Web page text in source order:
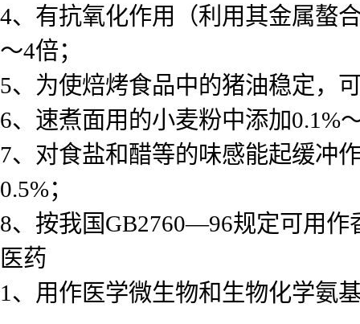
4、有抗氧化作用（利用其金属螯
～4倍；
5、为使焙烤食品中的猪油稳定，
6、速煮面用的小麦粉中添加0.1%
7、对食盐和醋等的味感能起缓冲
0.5%；
8、按我国GB2760—96规定可用作
医药
1、用作医学微生物和生物化学氨